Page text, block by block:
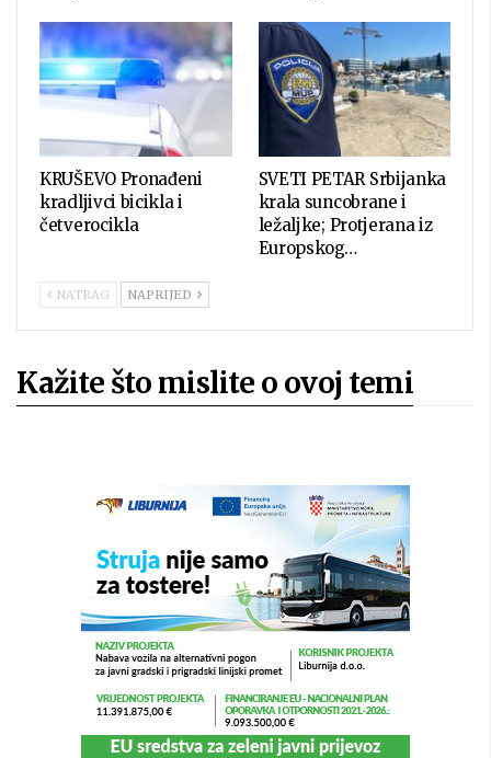
KRUŠEVO Pronađeni
kradljivci bicikla i
četverocikla
SVETI PETAR Srbijanka
krala suncobrane i
ležaljke; Protjerana iz
Europskog…
NATRAG NAPRIJED
Kažite što mislite o ovoj temi